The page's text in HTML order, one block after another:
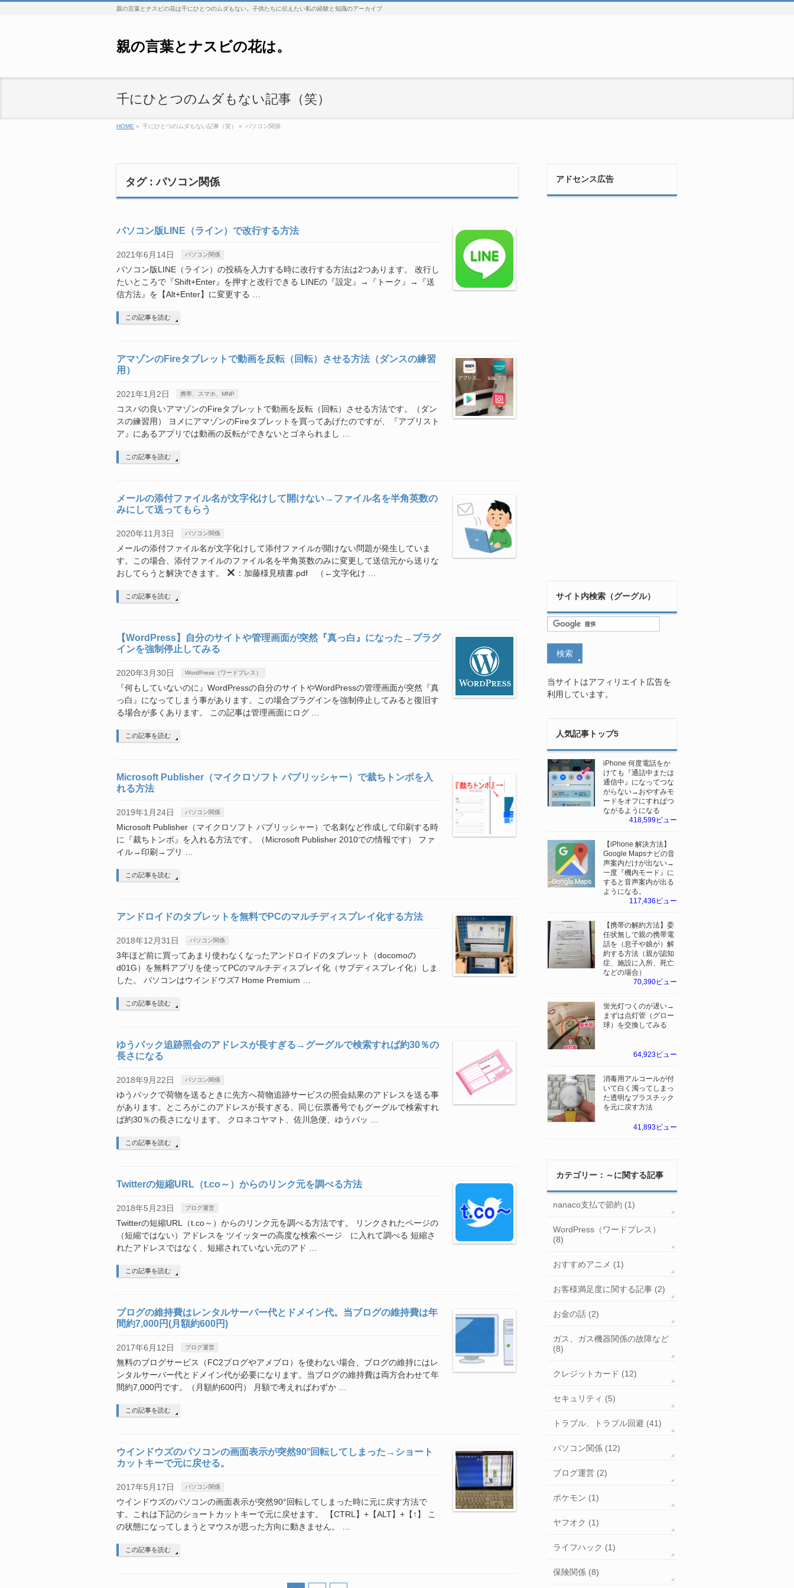
親の言葉とナスビの花は千にひとつのムダもない。子供たちに伝えたい私の経験と知識のアーカイブ
親の言葉とナスビの花は。
千にひとつのムダもない記事（笑）
HOME » 千にひとつのムダもない記事（笑） » パソコン関係
タグ : パソコン関係
パソコン版LINE（ライン）で改行する方法
2021年6月14日 パソコン関係
パソコン版LINE（ライン）の投稿を入力する時に改行する方法は2つあります。 改行し
たいところで『Shift+Enter』を押すと改行できる LINEの『設定』→『トーク』→『送
信方法』を【Alt+Enter】に変更する …
この記事を読む
アマゾンのFireタブレットで動画を反転（回転）させる方法（ダンスの練習
用）
2021年1月2日 携帯、スマホ、MNP
コスパの良いアマゾンのFireタブレットで動画を反転（回転）させる方法です。（ダン
スの練習用） ヨメにアマゾンのFireタブレットを買ってあげたのですが、『アプリスト
ア』にあるアプリでは動画の反転ができないとゴネられまし …
この記事を読む
メールの添付ファイル名が文字化けして開けない→ファイル名を半角英数の
みにして送ってもらう
2020年11月3日 パソコン関係
メールの添付ファイル名が文字化けして添付ファイルが開けない問題が発生していま
す。この場合、添付ファイルのファイル名を半角英数のみに変更して送信元から送りな
おしてらうと解決できます。
：加藤様見積書.pdf （←文字化け …
この記事を読む
【WordPress】自分のサイトや管理画面が突然『真っ白』になった→プラグ
インを強制停止してみる
2020年3月30日 WordPress（ワードプレス）
『何もしていないのに』WordPressの自分のサイトやWordPressの管理画面が突然『真
っ白』になってしまう事があります。この場合プラグインを強制停止してみると復旧す
る場合が多くあります。 この記事は管理画面にログ …
この記事を読む
Microsoft Publisher（マイクロソフト パブリッシャー）で裁ちトンボを入
れる方法
2019年1月24日 パソコン関係
Microsoft Publisher（マイクロソフト パブリッシャー）で名刺など作成して印刷する時
に『裁ちトンボ』を入れる方法です。（Microsoft Publisher 2010での情報です） ファ
イル→印刷→プリ …
この記事を読む
アンドロイドのタブレットを無料でPCのマルチディスプレイ化する方法
2018年12月31日 パソコン関係
3年ほど前に買ってあまり使わなくなったアンドロイドのタブレット（docomoの
d01G）を無料アプリを使ってPCのマルチディスプレイ化（サブディスプレイ化）しま
した。 パソコンはウインドウズ7 Home Premium …
この記事を読む
ゆうパック追跡照会のアドレスが長すぎる→グーグルで検索すれば約30％の
長さになる
2018年9月22日 パソコン関係
ゆうパックで荷物を送るときに先方へ荷物追跡サービスの照会結果のアドレスを送る事
があります。ところがこのアドレスが長すぎる。同じ伝票番号でもグーグルで検索すれ
ば約30％の長さになります。 クロネコヤマト、佐川急便、ゆうパッ …
この記事を読む
Twitterの短縮URL（t.co～）からのリンク元を調べる方法
2018年5月23日 ブログ運営
Twitterの短縮URL（t.co～）からのリンク元を調べる方法です。 リンクされたページの
（短縮ではない）アドレスを ツイッターの高度な検索ページ に入れて調べる 短縮さ
れたアドレスではなく、短縮されていない元のアド …
この記事を読む
ブログの維持費はレンタルサーバー代とドメイン代。当ブログの維持費は年
間約7,000円(月額約600円)
2017年6月12日 ブログ運営
無料のブログサービス（FC2ブログやアメブロ）を使わない場合、ブログの維持にはレ
ンタルサーバー代とドメイン代が必要になります。当ブログの維持費は両方合わせて年
間約7,000円です。（月額約600円） 月額で考えればわずか …
この記事を読む
ウインドウズのパソコンの画面表示が突然90°回転してしまった→ショート
カットキーで元に戻せる。
2017年5月17日 パソコン関係
ウインドウズのパソコンの画面表示が突然90°回転してしまった時に元に戻す方法で
す。これは下記のショートカットキーで元に戻せます。 【CTRL】+【ALT】+【↑】 こ
の状態になってしまうとマウスが思った方向に動きません。 …
この記事を読む
アドセンス広告
サイト内検索（グーグル）
当サイトはアフィリエイト広告を
利用しています。
人気記事トップ5
iPhone 何度電話をか
けても『通話中または
通信中』になってつな
がらない→おやすみモ
ードをオフにすればつ
ながるようになる
418,599ビュー
【iPhone 解決方法】
Google Mapsナビの音
声案内だけが出ない→
一度『機内モード』に
すると音声案内が出る
ようになる。
117,436ビュー
【携帯の解約方法】委
任状無しで親の携帯電
話を（息子や娘が）解
約する方法（親が認知
症、施設に入所、死亡
などの場合）
70,390ビュー
蛍光灯つくのが遅い→
まずは点灯管（グロー
球）を交換してみる
64,923ビュー
消毒用アルコールが付
いて白く濁ってしまっ
た透明なプラスチック
を元に戻す方法
41,893ビュー
カテゴリー：～に関する記事
nanaco支払で節約 (1)
WordPress（ワードプレス）
(8)
おすすめアニメ (1)
お客様満足度に関する記事 (2)
お金の話 (2)
ガス、ガス機器関係の故障など
(8)
クレジットカード (12)
セキュリティ (5)
トラブル、トラブル回避 (41)
パソコン関係 (12)
ブログ運営 (2)
ポケモン (1)
ヤフオク (1)
ライフハック (1)
保険関係 (8)